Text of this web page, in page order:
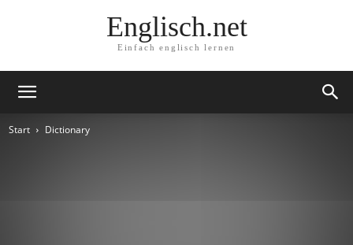
Englisch.net
Einfach englisch lernen
Start Dictionary